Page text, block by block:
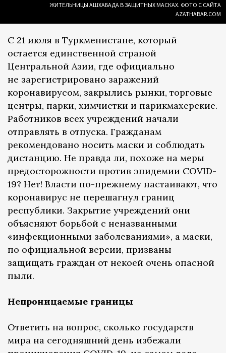
ЖИТЕЛЬНИЦЫ АШХАБАДА В ЗАЩИТНЫХ МАСКАХ. ФОТО С САЙТА
AZATHABAR.COM
С 21 июля в Туркменистане, который
остается единственной страной
Центральной Азии, где официально
не зарегистрировано заражений
коронавирусом, закрылись рынки, торговые
центры, парки, химчистки и парикмахерские.
Работников всех учреждений начали
отправлять в отпуска. Гражданам
рекомендовано носить маски и соблюдать
дистанцию. Не правда ли, похоже на меры
предосторожности против эпидемии COVID-
19? Нет! Власти по-прежнему настаивают, что
коронавирус не перешагнул границ
республики. Закрытие учреждений они
объясняют борьбой с неназванными
«инфекционными заболеваниями», а маски,
по официальной версии, призваны
защищать граждан от некоей очень опасной
пыли.
Непроницаемые границы
Ответить на вопрос, сколько государств
мира на сегодняшний день избежали